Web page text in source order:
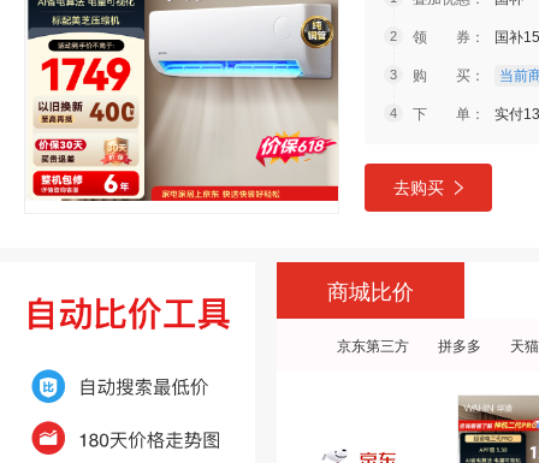
领 券： 国补
购 买： 当前
下 单： 实付
去购买
商城比价
京东第三方 拼多多 天猫